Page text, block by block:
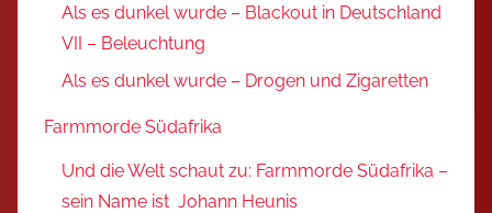
Als es dunkel wurde – Blackout in Deutschland
VII – Beleuchtung
Als es dunkel wurde – Drogen und Zigaretten
Farmmorde Südafrika
Und die Welt schaut zu: Farmmorde Südafrika –
sein Name ist Johann Heunis